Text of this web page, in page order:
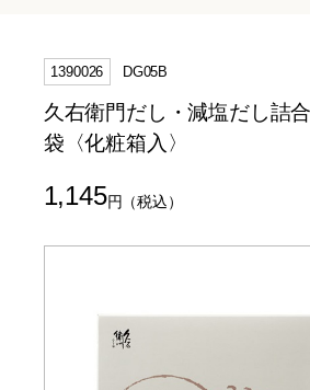
1390026 DG05B
久右衛門だし・減塩だし詰
袋〈化粧箱入〉
1,145円 （税込）